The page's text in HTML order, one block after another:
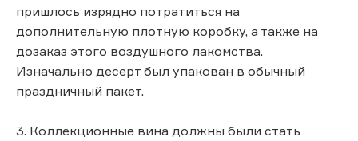
пришлось изрядно потратиться на
дополнительную плотную коробку, а также на
дозаказ этого воздушного лакомства.
Изначально десерт был упакован в обычный
праздничный пакет.
3. Коллекционные вина должны были стать